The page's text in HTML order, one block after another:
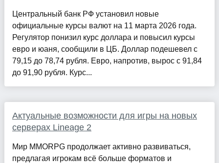
Центральный банк РФ установил новые
официальные курсы валют на 11 марта 2026 года.
Регулятор понизил курс доллара и повысил курсы
евро и юаня, сообщили в ЦБ. Доллар подешевел с
79,15 до 78,74 рубля. Евро, напротив, вырос с 91,84
до 91,90 рубля. Курс...
Актуальные возможности для игры на новых
серверах Lineage 2
Мир MMORPG продолжает активно развиваться,
предлагая игрокам всё больше форматов и